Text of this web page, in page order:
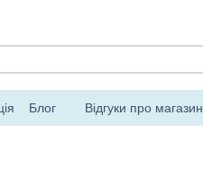
Блог Відгуки про магазин